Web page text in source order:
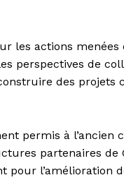
les actions
perspectives de
des
permis à
partenaires de
l’amélioration